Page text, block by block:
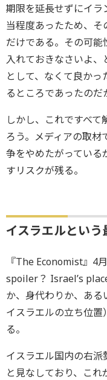
期限を延長せずにイ
当程度あったため、
だけである。その可
入れておきなさいよ
として、なくて良か
るところであったのだ
しかし、これですべ
ろう。メディアの取
争をやめたがっている
すリスクが残る。
イスラエルとい
『The Economist』4
spoiler？ Israel’s
か、身代わりか、あ
イスラエルの立ち位
る。
イスラエル国内の右派
と見なしており、こ